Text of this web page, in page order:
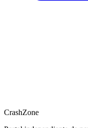
CrashZone